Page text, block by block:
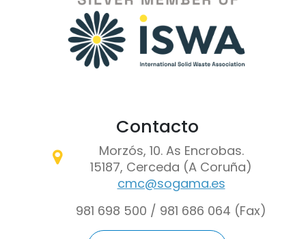
Contacto
Morzós, 10. As Encrobas.
15187, Cerceda (A Coruña)
cmc@sogama.es
981 698 500 / 981 686 064 (Fax)